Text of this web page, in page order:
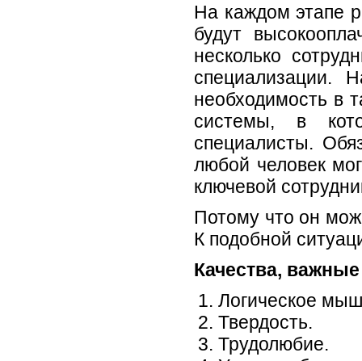
На каждом этапе
будут
несколько
специализации.
необходимость в
системы, в
специалисты.
любой человек
ключевой
Потому что он
К подобной
Качества,
Логическое
Твердость.
Трудолюбие.